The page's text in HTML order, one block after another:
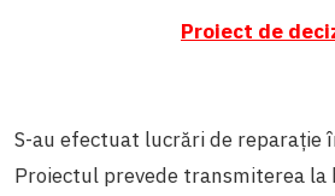
Proiect de
S-au efectuat lucrări de reparație
Proiectul prevede transmiterea la